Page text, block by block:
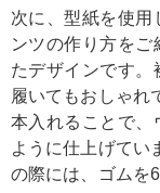
次に、型紙を使
ンツの作り方を
たデザインです。
履いてもおしゃれ
本入れることで、
ように仕上げてい
の際には、ゴムを